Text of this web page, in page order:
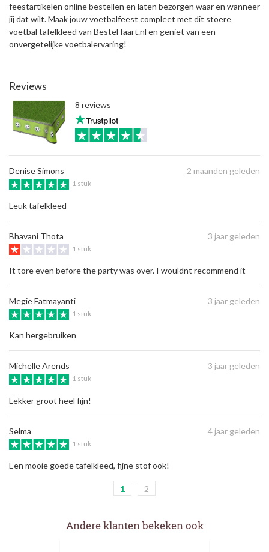
feestartikelen online bestellen en laten bezorgen waar en wanneer
jij dat wilt. Maak jouw voetbalfeest compleet met dit stoere
voetbal tafelkleed van BestelTaart.nl en geniet van een
onvergetelijke voetbalervaring!
Reviews
8 reviews
Denise Simons 2 maanden geleden
1 stuk
Leuk tafelkleed
Bhavani Thota 3 jaar geleden
1 stuk
It tore even before the party was over. I wouldnt recommend it
Megie Fatmayanti 3 jaar geleden
1 stuk
Kan hergebruiken
Michelle Arends 3 jaar geleden
1 stuk
Lekker groot heel fijn!
Selma 4 jaar geleden
1 stuk
Een mooie goede tafelkleed, fijne stof ook!
1 2
Andere klanten bekeken ook